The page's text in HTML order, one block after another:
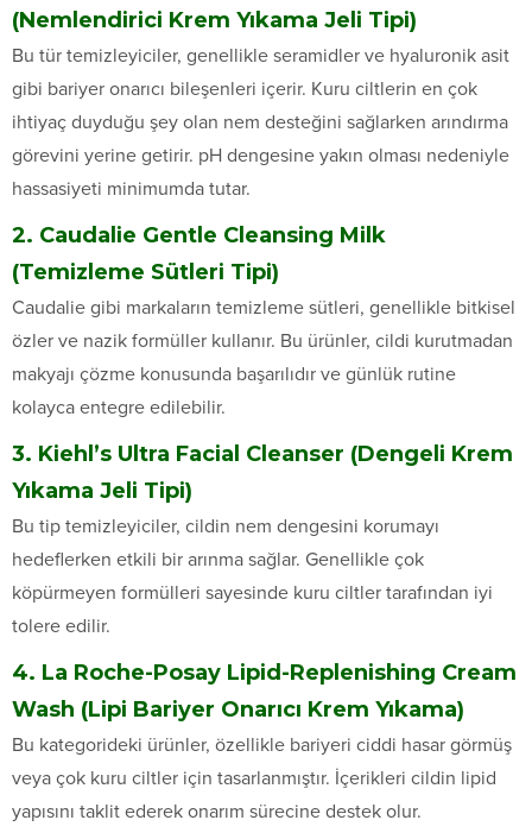
(Nemlendirici Krem Yıkama Jeli Tipi)
Bu tür temizleyiciler, genellikle seramidler ve hyaluronik asit
gibi bariyer onarıcı bileşenleri içerir. Kuru ciltlerin en çok
ihtiyaç duyduğu şey olan nem desteğini sağlarken arındırma
görevini yerine getirir. pH dengesine yakın olması nedeniyle
hassasiyeti minimumda tutar.
2. Caudalie Gentle Cleansing Milk
(Temizleme Sütleri Tipi)
Caudalie gibi markaların temizleme sütleri, genellikle bitkisel
özler ve nazik formüller kullanır. Bu ürünler, cildi kurutmadan
makyajı çözme konusunda başarılıdır ve günlük rutine
kolayca entegre edilebilir.
3. Kiehl’s Ultra Facial Cleanser (Dengeli Krem
Yıkama Jeli Tipi)
Bu tip temizleyiciler, cildin nem dengesini korumayı
hedeflerken etkili bir arınma sağlar. Genellikle çok
köpürmeyen formülleri sayesinde kuru ciltler tarafından iyi
tolere edilir.
4. La Roche-Posay Lipid-Replenishing Cream
Wash (Lipi Bariyer Onarıcı Krem Yıkama)
Bu kategorideki ürünler, özellikle bariyeri ciddi hasar görmüş
veya çok kuru ciltler için tasarlanmıştır. İçerikleri cildin lipid
yapısını taklit ederek onarım sürecine destek olur.